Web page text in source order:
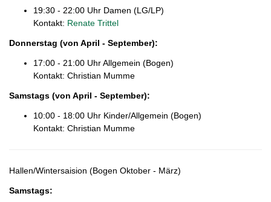
19:30 - 22:00 Uhr Damen (LG/LP)
Kontakt: Renate Trittel
Donnerstag (von April - September):
17:00 - 21:00 Uhr Allgemein (Bogen)
Kontakt: Christian Mumme
Samstags (von April - September):
10:00 - 18:00 Uhr Kinder/Allgemein (Bogen)
Kontakt: Christian Mumme
Hallen/Wintersaision (Bogen Oktober - März)
Samstags: